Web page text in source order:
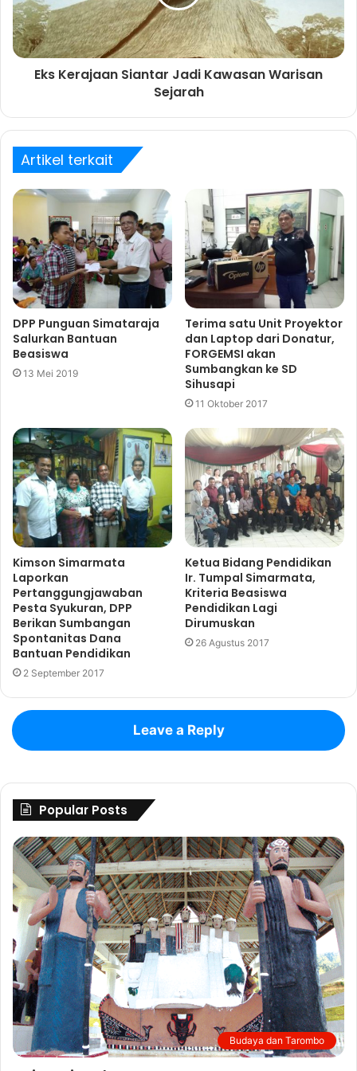
Eks Kerajaan Siantar Jadi Kawasan Warisan
Sejarah
Artikel terkait
DPP Punguan Simataraja
Salurkan Bantuan
Beasiswa
13 Mei 2019
Terima satu Unit Proyektor
dan Laptop dari Donatur,
FORGEMSI akan
Sumbangkan ke SD
Sihusapi
11 Oktober 2017
Kimson Simarmata
Laporkan
Pertanggungjawaban
Pesta Syukuran, DPP
Berikan Sumbangan
Spontanitas Dana
Bantuan Pendidikan
2 September 2017
Ketua Bidang Pendidikan
Ir. Tumpal Simarmata,
Kriteria Beasiswa
Pendidikan Lagi
Dirumuskan
26 Agustus 2017
Leave a Reply
Popular Posts
Budaya dan Tarombo